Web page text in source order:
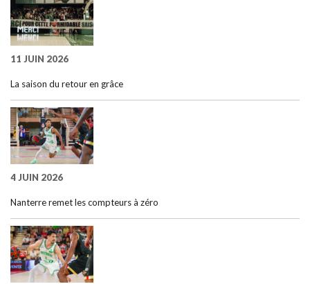
11 JUIN 2026
La saison du retour en grâce
4 JUIN 2026
Nanterre remet les compteurs à zéro